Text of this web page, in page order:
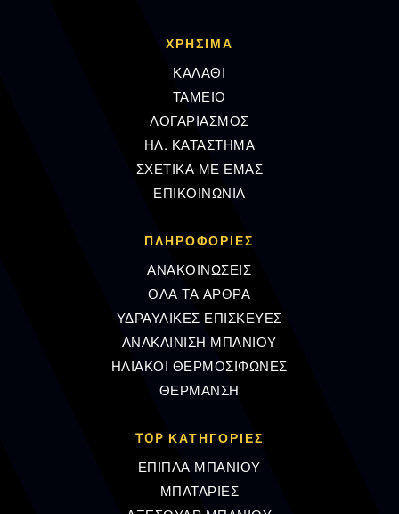
ΧΡΗΣΙΜΑ
ΚΑΛΑΘΙ
ΤΑΜΕΙΟ
ΛΟΓΑΡΙΑΣΜΟΣ
ΗΛ. ΚΑΤΑΣΤΗΜΑ
ΣΧΕΤΙΚΑ ΜΕ ΕΜΑΣ
ΕΠΙΚΟΙΝΩΝΙΑ
ΠΛΗΡΟΦΟΡΊΕΣ
ΑΝΑΚΟΙΝΩΣΕΙΣ
ΟΛΑ ΤΑ ΑΡΘΡΑ
ΥΔΡΑΥΛΙΚΕΣ ΕΠΙΣΚΕΥΕΣ
ΑΝΑΚΑΙΝΙΣΗ ΜΠΑΝΙΟΥ
ΗΛΙΑΚΟΙ ΘΕΡΜΟΣΙΦΩΝΕΣ
ΘΕΡΜΑΝΣΗ
TOP ΚΑΤΗΓΟΡΙΕΣ
ΕΠΙΠΛΑ ΜΠΑΝΙΟΥ
ΜΠΑΤΑΡΙΕΣ